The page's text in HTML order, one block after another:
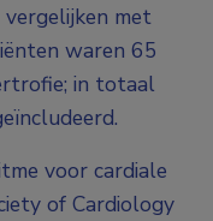
vergelijken met
waren 65
in totaal
voor cardiale
of Cardiology